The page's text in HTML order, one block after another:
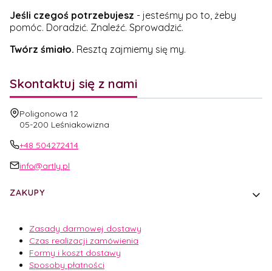
Jeśli czegoś potrzebujesz - jesteśmy po to, żeby
pomóc. Doradzić. Znaleźć. Sprowadzić.
Twórz śmiało. Resztą zajmiemy się my.
Skontaktuj się z nami
Adres:
Poligonowa 12
05-200 Leśniakowizna
+48 504272414
info@artly.pl
ZAKUPY
Zasady darmowej dostawy
Czas realizacji zamówienia
Formy i koszt dostawy
Sposoby płatności